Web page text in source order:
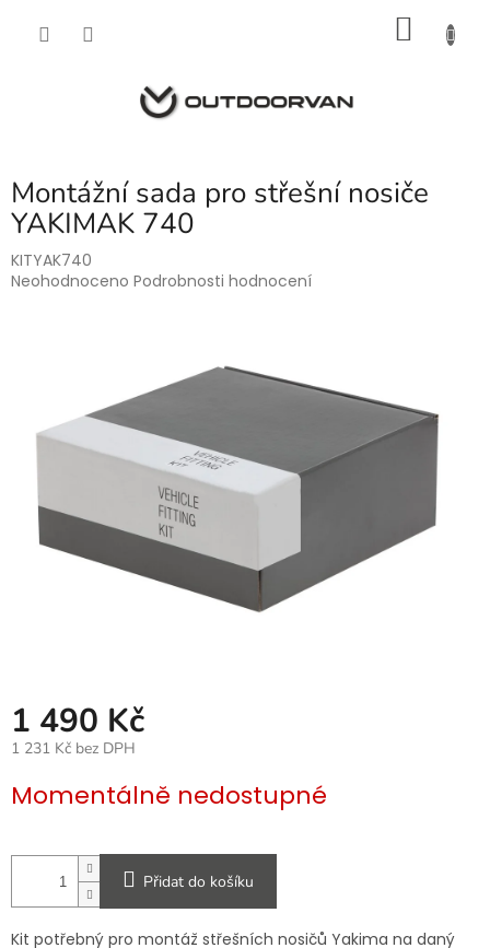
Montážní sada pro střešní nosiče
YAKIMAK 740
KITYAK740
Průměrné
hvězdiček.
Neohodnoceno Podrobnosti hodnocení
1 490 Kč
1 231 Kč bez DPH
cena:
Momentálně nedostupné
Přidat do košíku
Kit potřebný pro montáž střešních nosičů Yakima na daný